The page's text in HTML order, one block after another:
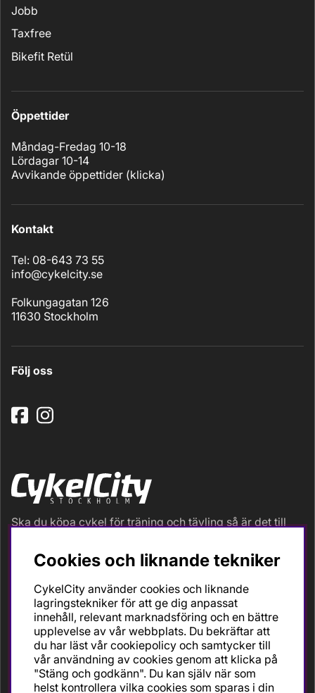
Jobb
Taxfree
Bikefit Retül
Öppettider
Måndag-Fredag 10-18
Lördagar 10-14
Avvikande öppettider (klicka)
Kontakt
Tel: 08-643 73 55
info@cykelcity.se
Folkungagatan 126
11630 Stockholm
Följ oss
Ska du köpa cykel för träning och tävling så är det till
Vi är en mycket personlig cykelaffär med hög
servicegrad och alla vi som jobbar är inbitna cyklister
och dess produkter. Gör din bästa cykelaffär på
CykelCity!
Cookies och liknande tekniker
CykelCity använder cookies och liknande
lagringstekniker för att ge dig anpassat
innehåll, relevant marknadsföring och en bättre
upplevelse av vår webbplats. Du bekräftar att
du har läst vår cookiepolicy och samtycker till
vår användning av cookies genom att klicka på
"Stäng och godkänn". Du kan själv när som
helst kontrollera vilka cookies som sparas i din